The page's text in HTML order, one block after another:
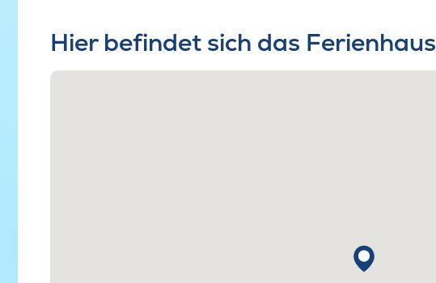
Hier befindet sich das Ferienhaus